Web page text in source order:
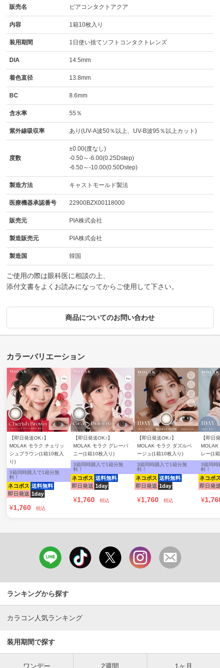
販売名 ピアコンタクトアクア
内容 1箱10枚入り
装用期間 1日使い捨てソフトコンタクトレンズ
DIA 14.5mm
着色直径 13.8mm
BC 8.6mm
含水率 55％
紫外線吸収率 あり(UV-A波50％以上、UV-B波95％以上カット)
度数
±0.00(度なし)
-0.50～-6.00(0.25Dstep)
-6.50～-10.00(0.50Dstep)
製造方法 キャストモールド製法
医療機器承認番号 22900BZX00118000
販売元 PIA株式会社
製造販売元 PIA株式会社
製造国 韓国
ご使用の際は眼科医に相談の上、
添付文書をよくお読みになってからご使用して下さい。
商品についてのお問い合わせ
【即日発送OK♪】
MOLAK モラク チェリッ
シュブラウン(1箱10枚入
り)
ネコポス 送料無料
即日発送 1day
3箱同時購入で1箱分無
料！
¥1,760 税込
【即日発送OK♪】
MOLAK モラク グレーバ
ニー(1箱10枚入り)
ネコポス 送料無料
即日発送 1day
3箱同時購入で1箱分無
料！
¥1,760 税込
【即日発送OK♪】
MOLAK モラク ダズルベ
ージュ(1箱10枚入り)
ネコポス 送料無料
即日発送 1day
3箱同時購入で1箱分無
料！
¥1,760 税込
【即日
MOLAK
レー(1
ネコポ
即日発
3箱同時
料！
¥
ランキングから探す
カラコン人気ランキング
装用期間で探す
ワンデー 2週間 1ヶ月